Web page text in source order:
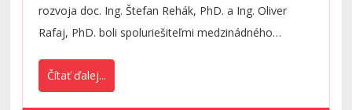
rozvoja doc. Ing. Štefan Rehák, PhD. a Ing. Oliver
Rafaj, PhD. boli spoluriešiteľmi medzinádného
názvom:Digitálne zručnosti a medziodborové
Čítať ďalej...